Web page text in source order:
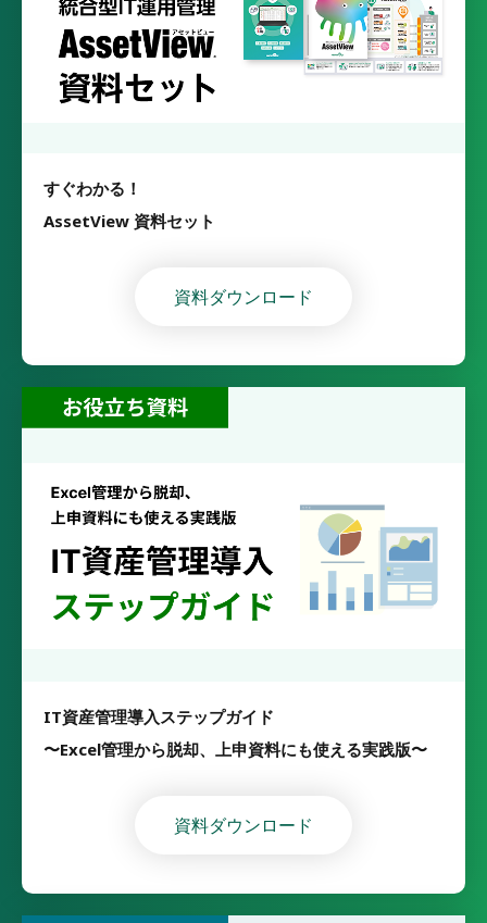
すぐわかる！
AssetView 資料セット
資料ダウンロード
IT資産管理導入ステップガイド
〜Excel管理から脱却、上申資料にも使える実践版〜
資料ダウンロード